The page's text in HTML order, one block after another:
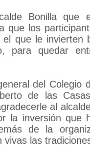
Bonilla que
que los
que le invierten
para quedar
del Colegio
de las
al
la inversión que
de la
vivas las